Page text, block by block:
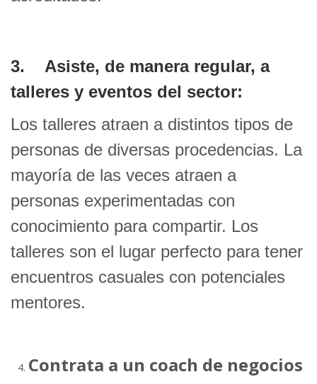
3.
Asiste, de manera regular, a
talleres y eventos del sector:
Los talleres atraen a distintos tipos de
personas de diversas procedencias. La
mayoría de las veces atraen a
personas experimentadas con
conocimiento para compartir. Los
talleres son el lugar perfecto para tener
encuentros casuales con potenciales
mentores.
Contrata a un coach de negocios